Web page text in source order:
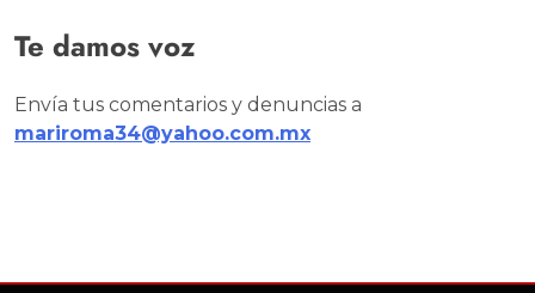
Te damos voz
Envía tus comentarios y denuncias a
mariroma34@yahoo.com.mx